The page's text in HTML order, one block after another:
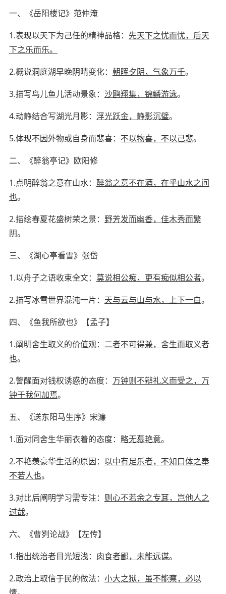
一、
《岳阳楼记》 范仲淹
1.表现以天下为己任的精神品格： 先天下之忧而忧，后天
下之乐而乐。
2.概说洞庭湖早晚阴晴变化： 朝晖夕阴，气象万千。
3.描写鸟儿鱼儿活动景象： 沙鸥翔集，锦鳞游泳。
4.动静结合写湖光月影： 浮光跃金，静影沉璧。
5.体现不因外物或自身而悲喜： 不以物喜，不以己悲。
二、《醉翁亭记》 欧阳修
1.点明醉翁之意在山水： 醉翁之意不在酒，在乎山水之间
也。
2.描绘春夏花盛树荣之景： 野芳发而幽香，佳木秀而繁
阴。
三、《湖心亭看雪》 张岱
1.以舟子之语收束全文： 莫说相公痴，更有痴似相公者。
2.描写冰雪世界混沌一片： 天与云与山与水，上下一白。
四、《鱼我所欲也》
【孟子】
1.阐明舍生取义的价值观： 二者不可得兼，舍生而取义者
也。
2.警醒面对钱权诱惑的态度： 万钟则不辩礼义而受之，万
钟于我何加焉。
五、《送东阳马生序》 宋濂
1.面对同舍生华丽衣着的态度： 略无慕艳意。
2.不艳羡豪华生活的原因： 以中有足乐者，不知口体之奉
不若人也。
3.对比后阐明学习需专注： 则心不若余之专耳，岂他人之
过哉。
六、《曹刿论战》
【左传】
1.指出统治者目光短浅： 肉食者鄙，未能远谋。
2.政治上取信于民的做法： 小大之狱，虽不能察，必以